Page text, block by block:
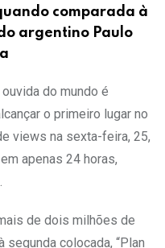
comparada à
argentino Paulo
do mundo é
o primeiro lugar no
views na sexta-feira, 25,
apenas 24 horas,
de dois milhões de
segunda colocada, “Plan